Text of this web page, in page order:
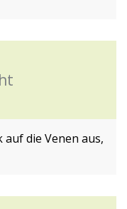
die Venen aus,